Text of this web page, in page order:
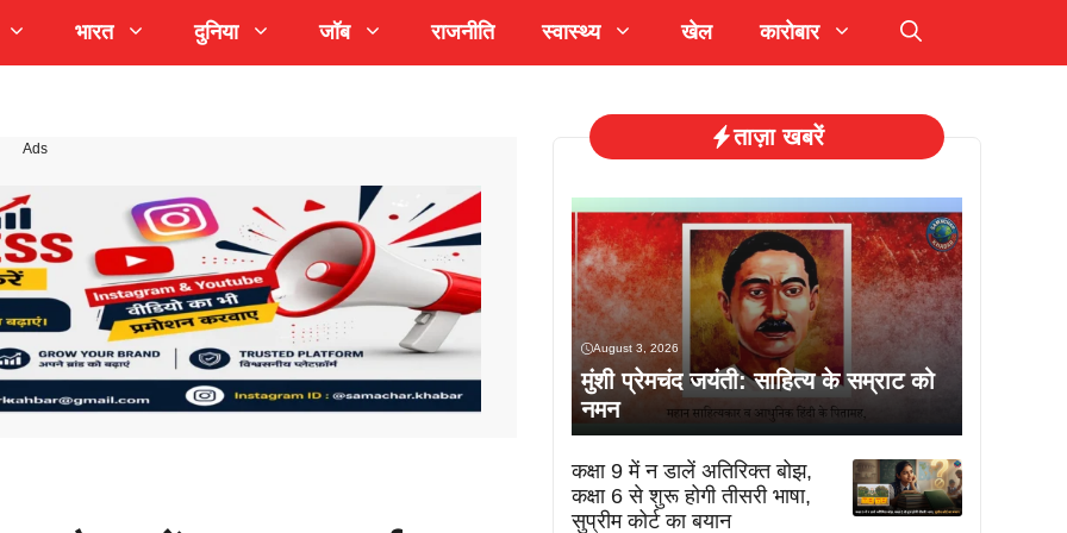
भारत दुनिया जॉब राजनीति स्वास्थ्य खेल कारोबार
Ads ताज़ा खबरें
August 3, 2026
मुंशी प्रेमचंद जयंती: साहित्य के सम्राट को
नमन
कक्षा 9 में न डालें अतिरिक्त बोझ,
कक्षा 6 से शुरू होगी तीसरी भाषा,
सुप्रीम कोर्ट का बयान